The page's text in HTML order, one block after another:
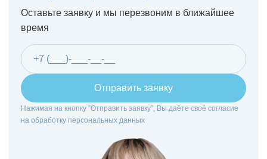
Оставьте заявку и мы перезвоним в ближайшее
время
Отправить заявку
Нажимая на кнопку ”Отправить заявку”, Вы даёте своё согласие
на обработку персональных данных